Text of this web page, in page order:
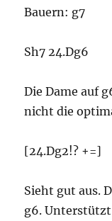
Bauern: g7
Sh7 24.Dg6
Die Dame auf
nicht die
[24.Dg2!? +=]
Sieht gut aus.
g6. Unterstützt